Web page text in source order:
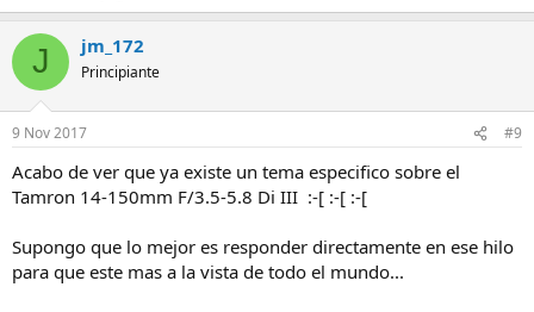
J jm_172
Principiante
9 Nov 2017 #9
Acabo de ver que ya existe un tema especifico sobre el
Tamron 14-150mm F/3.5-5.8 Di III :-[ :-[ :-[
Supongo que lo mejor es responder directamente en ese hilo
para que este mas a la vista de todo el mundo...